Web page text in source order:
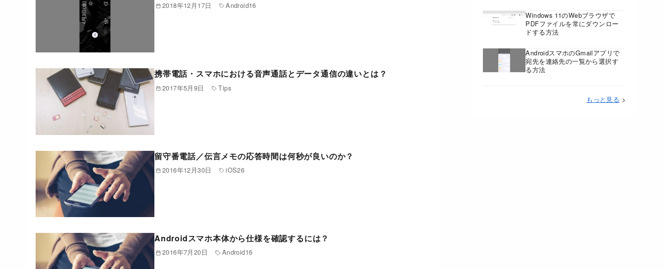
2018年12月17日 Android16
携帯電話・スマホにおける音声通話とデータ通信の違いとは？
2017年5月9日 Tips
留守番電話／伝言メモの応答時間は何秒が良いのか？
2016年12月30日 iOS26
Androidスマホ本体から仕様を確認するには？
2016年7月20日 Android16
Windows 11のWebブラウザで
PDFファイルを常にダウンロー
ドする方法
AndroidスマホのGmailアプリで
宛先を連絡先の一覧から選択す
る方法
もっと見る >